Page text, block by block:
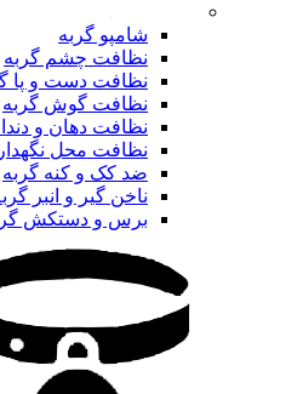
شامپو گربه
نظافت چشم گربه
نظافت دست و پا
نظافت گوش گربه
نظافت دهان و
نظافت محل
ضد کک و کنه گربه
ناخن گیر و انبر
برس و دستکش